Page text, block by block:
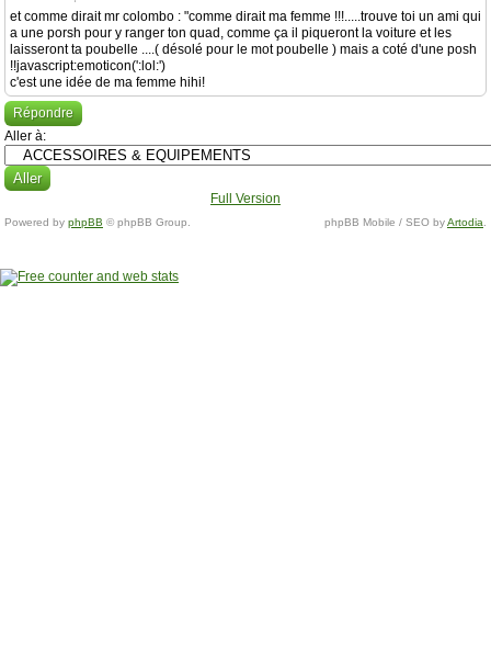
et comme dirait mr colombo : "comme dirait ma femme !!!.....trouve toi un ami qui
a une porsh pour y ranger ton quad, comme ça il piqueront la voiture et les
laisseront ta poubelle ....( désolé pour le mot poubelle ) mais a coté d'une posh
!!javascript:emoticon(':lol:')
c'est une idée de ma femme hihi!
Répondre
Aller à:
Full Version
Powered by phpBB © phpBB Group. phpBB Mobile / SEO byArtodia